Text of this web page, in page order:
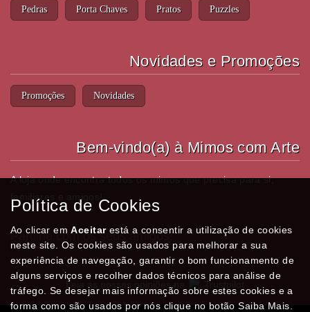
Pedras Porta Chaves Pratos Puzzles
Novidades e Promoções
Promoções Novidades
Bem-vindo(a) à Mimos com Arte
A loja onde encontra todos os mimos que precisa para si,
familiares e amigos!
Partilhe com os seus amigos!
Leia as nossas opiniões na Trustpilot
Política de Cookies
Ao clicar emAceitarestá a consentir a utilização de cookies
neste site. Os cookies são usados para melhorar a sua
experiência de navegação, garantir o bom funcionamento de
alguns serviços e recolher dados técnicos para análise de
tráfego. Se desejar mais informação sobre estes cookies e a
forma como são usados por nós clique no botão Saiba Mais.